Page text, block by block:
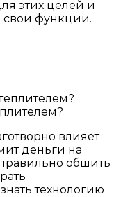
этих целей и
свои функции.
влияет
деньги на
обшить
технологию